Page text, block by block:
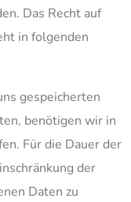
Das Recht auf
in folgenden
gespeicherten
benötigen wir in
Für die Dauer der
der
Daten zu